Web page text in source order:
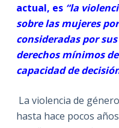
actual, es “la
sobre las mujeres
consideradas por
derechos mínimos
capacidad de
La violencia de
hasta hace pocos